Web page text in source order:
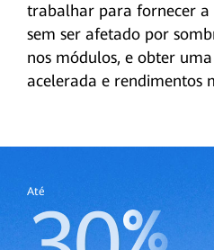
trabalhar para fornecer a
sem ser afetado por
nos módulos, e obter
acelerada e rendimentos
Até